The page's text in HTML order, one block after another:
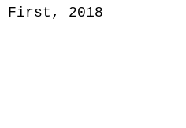
First, 2018